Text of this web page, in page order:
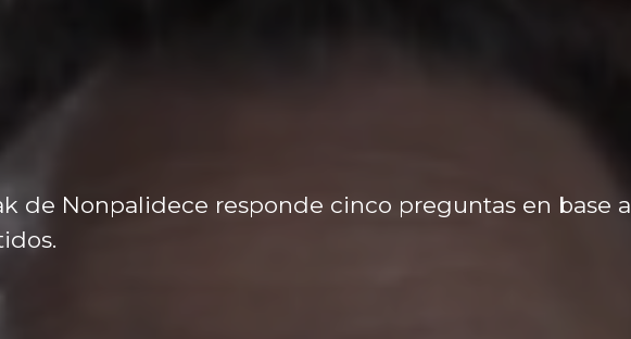
de Nonpalidece responde cinco preguntas en base a